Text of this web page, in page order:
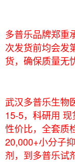
多普乐品牌郑重
次发货前均会发
货，确保质量无
武汉多普乐生物
15-5，科研用
性价比，全套质
20,000+小分子
剂，到多普乐试